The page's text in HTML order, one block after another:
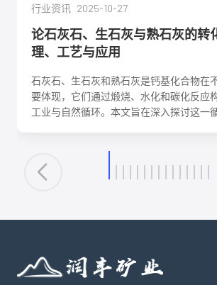
行业资讯 2025-10-27
论石灰石、生石灰与熟石灰的转
理、工艺与应用
石灰石、生石灰和熟石灰是钙基化合物在
要体现，它们通过煅烧、水化和碳化反应
工业与自然循环。本文旨在深入探讨这一
优化生产工艺、降低能耗、实现资源可持
意义。